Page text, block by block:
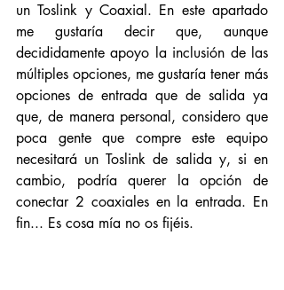
un Toslink y Coaxial. En este apartado
me gustaría decir que, aunque
decididamente apoyo la inclusión de las
múltiples opciones, me gustaría tener más
opciones de entrada que de salida ya
que, de manera personal, considero que
poca gente que compre este equipo
necesitará un Toslink de salida y, si en
cambio, podría querer la opción de
conectar 2 coaxiales en la entrada. En
fin... Es cosa mía no os fijéis.